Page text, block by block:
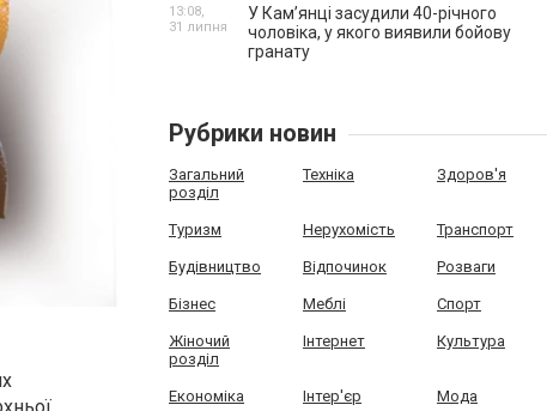
У Камʼянці засудили 40-річного
чоловіка, у якого виявили бойову
гранату
13:08,
31 липня
Рубрики новин
Загальний
розділ
Техніка Здоров'я
Туризм Нерухомість Транспорт
Будівництво Відпочинок Розваги
Бізнес Меблі Спорт
Жіночий
розділ
Інтернет Культура
Економіка Інтер'єр Мода